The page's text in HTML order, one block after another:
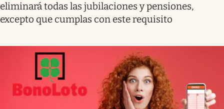
eliminará todas las jubilaciones y pensiones,
excepto que cumplas con este requisito